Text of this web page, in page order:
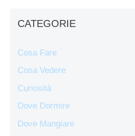
CATEGORIE
Cosa Fare
Cosa Vedere
Curiosità
Dove Dormire
Dove Mangiare